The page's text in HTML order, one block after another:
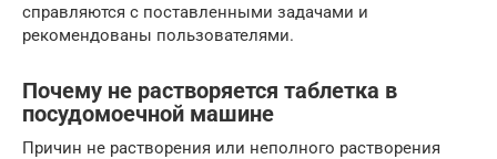
справляются с поставленными задачами и
рекомендованы пользователями.
Почему не растворяется таблетка в
посудомоечной машине
Причин не растворения или неполного растворения